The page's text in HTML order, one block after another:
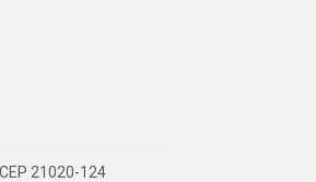
21020-124